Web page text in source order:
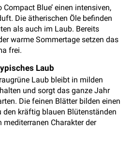
Compact Blue’ einen intensiven,
Die ätherischen Öle befinden
als auch im Laub. Bereits
warme Sommertage setzen das
frei.
Laub
Laub bleibt in milden
und sorgt das ganze Jahr
Die feinen Blätter bilden einen
den kräftig blauen Blütenständen
mediterranen Charakter der